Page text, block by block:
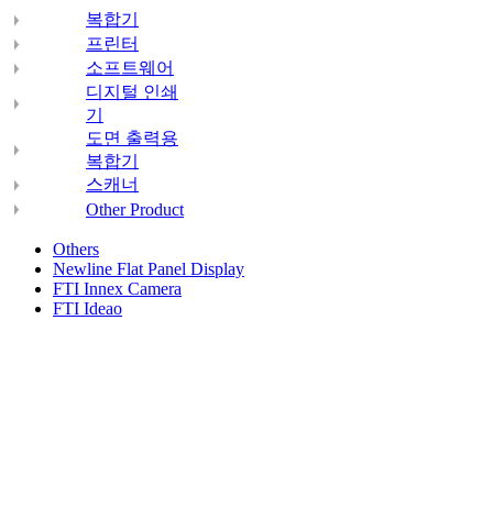
복합기
프린터
소프트웨어
디지털 인쇄
기
도면 출력용
복합기
스캐너
Other Product
Others
Newline Flat Panel Display
FTI Innex Camera
FTI Ideao